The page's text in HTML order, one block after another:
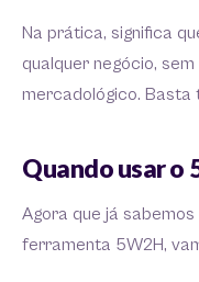
Na prática, significa
qualquer negócio,
mercadológico. Basta
Quando usar o
Agora que já
ferramenta 5W2H,